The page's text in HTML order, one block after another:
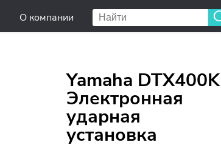
О компании
Yamaha DTX400K
Электронная
ударная
установка